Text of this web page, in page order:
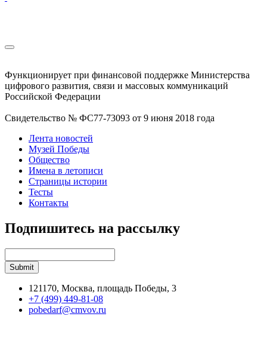
Функционирует при финансовой поддержке Министерства
цифрового развития, связи и массовых коммуникаций
Российской Федерации
Свидетельство № ФС77-73093 от 9 июня 2018 года
Лента новостей
Музей Победы
Общество
Имена в летописи
Страницы истории
Тесты
Контакты
Подпишитесь на рассылку
121170, Москва, площадь Победы, 3
+7 (499) 449-81-08
pobedarf@cmvov.ru